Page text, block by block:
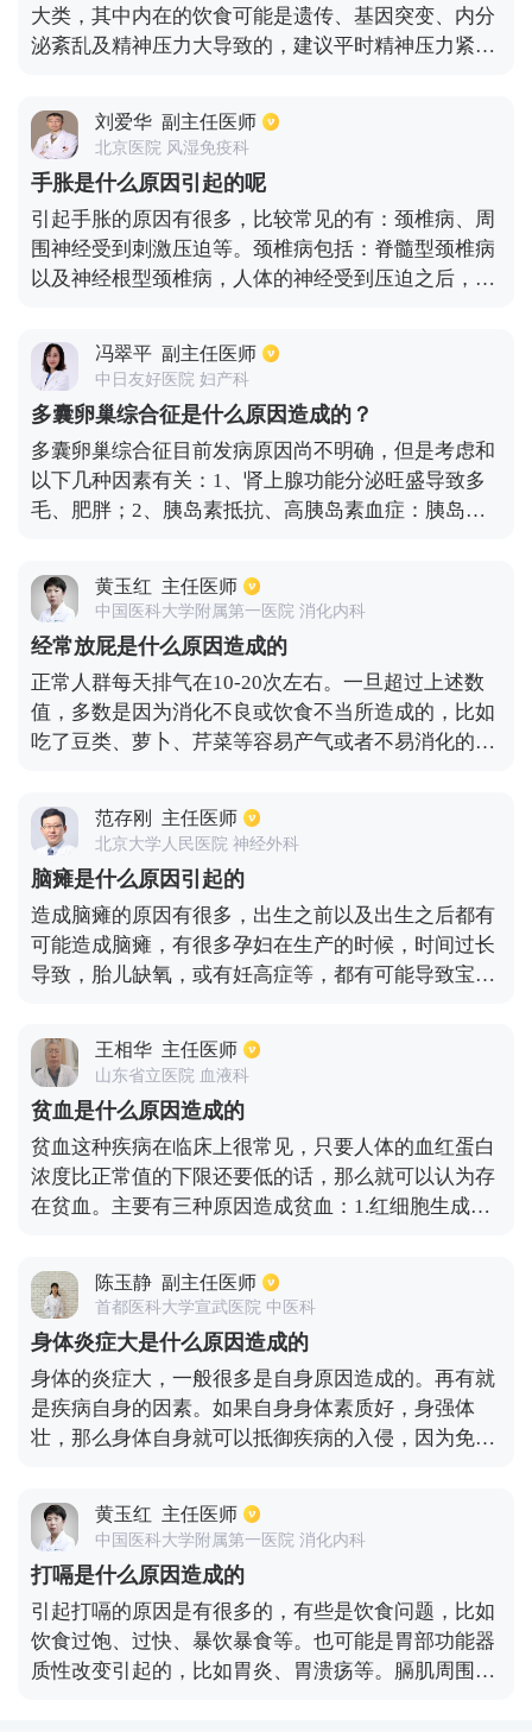
大类，其中内在的饮食可能是遗传、基因突变、内分
泌紊乱及精神压力大导致的，建议平时精神压力紧张
情，可以有效的降低癌症的发病率；外在性的因素也
有很多，比如紫外线照射导致的皮肤癌；还有大量抽
烟、饮酒以及硝酸盐摄入过多导致的肺癌及肝癌等；
建议平时注意休息，不要熬夜，少抽烟，少喝酒，进
行适度的运动都有利于癌症的预防。
刘爱华 副主任医师
北京医院 风湿免疫科
手胀是什么原因引起的呢
引起手胀的原因有很多，比较常见的有：颈椎病、周
围神经受到刺激压迫等。颈椎病包括：脊髓型颈椎病
以及神经根型颈椎病，人体的神经受到压迫之后，神
常使用手指也会导致局部的血液回流加快，一旦血液
充沛，手也会出现胀的感觉；尤其是手长时间固定一
个姿势或者长时间重复某种动作，就会导致手部的肌
肉痉挛以及充血水肿。
冯翠平 副主任医师
中日友好医院 妇产科
多囊卵巢综合征是什么原因造成的？
多囊卵巢综合征目前发病原因尚不明确，但是考虑和
以下几种因素有关：1、肾上腺功能分泌旺盛导致多
毛、肥胖；2、胰岛素抵抗、高胰岛素血症：胰岛素
代偿性分泌胰岛素，造成高胰岛素血症；3、遗传性
因素：如果上一辈，比如母亲、奶奶等为多囊患者，
子女也是容易出现多囊的，有家族聚集倾向。
黄玉红 主任医师
中国医科大学附属第一医院 消化内科
经常放屁是什么原因造成的
正常人群每天排气在10-20次左右。一旦超过上述数
值，多数是因为消化不良或饮食不当所造成的，比如
吃了豆类、萝卜、芹菜等容易产气或者不易消化的食
东西的时候大声说话或用吸管吸饮料，尤其是碳水化
合物饮料，就容易造成吞气症，也会引起排气增多。
平时肠道消化不良以及肠蠕动缓慢，也会导致食物残
渣在肠道内聚集，经过产气杆菌分解后，就会产生大
量的二氧化硫、硫化氢、从而导致肛门排气增多。
范存刚 主任医师
北京大学人民医院 神经外科
脑瘫是什么原因引起的
造成脑瘫的原因有很多，出生之前以及出生之后都有
可能造成脑瘫，有很多孕妇在生产的时候，时间过长
导致，胎儿缺氧，或有妊高症等，都有可能导致宝宝
脑器官发育，也会造成一定影响，甚至会出现脑损
伤。还有部分婴儿在出生后，有新生儿感染，肺炎，
高胆红素血症，颅内出血等也会造成脑损伤。高龄产
妇很容易导致染色体基因突变，以上介绍这些情况一
定要格外注意。
王相华 主任医师
山东省立医院 血液科
贫血是什么原因造成的
贫血这种疾病在临床上很常见，只要人体的血红蛋白
浓度比正常值的下限还要低的话，那么就可以认为存
在贫血。主要有三种原因造成贫血：1.红细胞生成减
疾病，或者患有肿瘤、白血病，以及脾功能亢进、骨
髓增生异常综合症、巨无细胞性贫血等，都是因为红
细胞的生成减少而引起的。2.红细胞破坏过多，比如
红细胞膜异常、酶、珠蛋白异常或者是免疫性血管性
溶血，这些都是红细胞破坏过多导致。3.还有一种就
是失血性贫血，是失血导致的，包括急性失血以及慢
性失血。这三个原因是导致贫血的最主要原因。
陈玉静 副主任医师
首都医科大学宣武医院 中医科
身体炎症大是什么原因造成的
身体的炎症大，一般很多是自身原因造成的。再有就
是疾病自身的因素。如果自身身体素质好，身强体
壮，那么身体自身就可以抵御疾病的入侵，因为免疫
用药物。但是如果个人的身体素质不太好的话，体弱
多病，那么疾病就会变的异常强大。这就会促使一些
炎症变的大了起来。那么身体就会出现一些疾病的信
号，如红肿、疼痛等症状，严重的话，则会使身体器
官受到很大的损伤。就比如肺炎，假如是一个身体弱
的人，那么肺炎的症状严重程度会加快，最后更重
时，会危及生命。所以，要加强自身的锻炼，让自己
黄玉红 主任医师
中国医科大学附属第一医院 消化内科
打嗝是什么原因造成的
引起打嗝的原因是有很多的，有些是饮食问题，比如
饮食过饱、过快、暴饮暴食等。也可能是胃部功能器
质性改变引起的，比如胃炎、胃溃疡等。膈肌周围病